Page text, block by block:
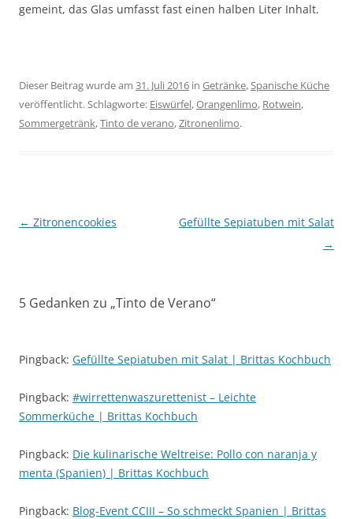
gemeint, das Glas umfasst fast einen halben Liter Inhalt.
Dieser Beitrag wurde am 31. Juli 2016 in Getränke,Spanische Küche
veröffentlicht. Schlagworte: Eiswürfel,Orangenlimo, Rotwein,
Sommergetränk,Tinto de verano,Zitronenlimo.
Beitragsnavigation
← Zitronencookies
Gefüllte Sepiatuben mit Salat
→
5 Gedanken zu „Tinto de Verano“
Pingback: Gefüllte Sepiatuben mit Salat | Brittas Kochbuch
Pingback: #wirrettenwaszurettenist – Leichte
Sommerküche | Brittas Kochbuch
Pingback: Die kulinarische Weltreise: Pollo con naranja y
menta (Spanien) | Brittas Kochbuch
Pingback: Blog-Event CCIII – So schmeckt Spanien | Brittas